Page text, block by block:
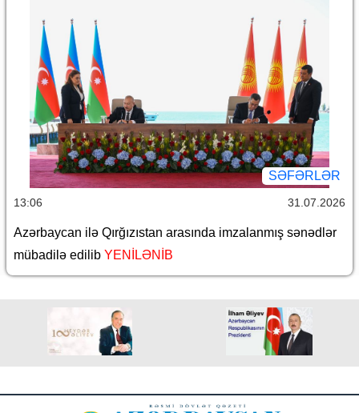
SƏFƏRLƏR
13:06 31.07.2026
Azərbaycan ilə Qırğızıstan arasında imzalanmış sənədlər
mübadilə edilib YENİLƏNİB